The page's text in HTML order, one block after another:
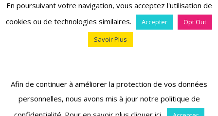
En poursuivant votre navigation, vous acceptez l'utilisation de
cookies ou de technologies similaires.
Accepter
Opt Out
Savoir Plus
Afin de continuer à améliorer la protection de vos données
personnelles, nous avons mis à jour notre politique de